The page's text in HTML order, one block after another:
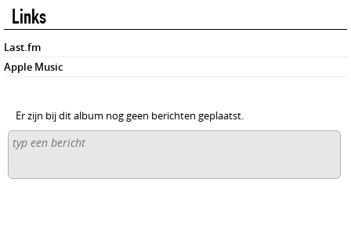
Links
Last.fm
Apple Music
Er zijn bij dit album nog geen berichten geplaatst.